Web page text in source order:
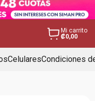
Mi carrito
₡0,00
CelularesCondiciones